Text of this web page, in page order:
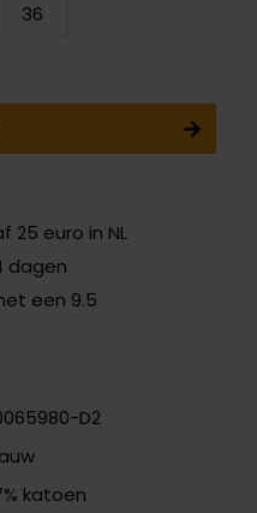
36
25 euro in NL
dagen
een 9.5
D2
katoen